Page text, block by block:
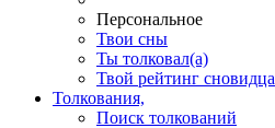
Персональное
Твои сны
Ты толковал(а)
Твой рейтинг сновидца
Толкования,
Поиск толкований